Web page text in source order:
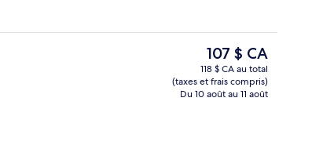
Casse-croûte
Le
prix
actuel
est
107 $ CA
118 $ CA au total
(taxes et frais compris)
Du 10 août au 11 août